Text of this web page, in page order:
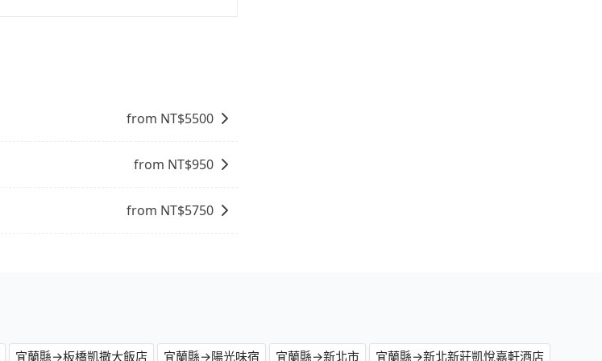
from NT$5500
from NT$950
from NT$5750
宜蘭縣→板橋凱撒大飯店 宜蘭縣→陽光味宿 宜蘭縣→新北市 宜蘭縣→新北新莊凱悅嘉軒酒店